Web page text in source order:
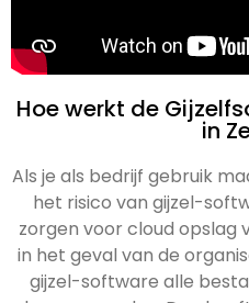
Hoe werkt de
in
Als je als bedrijf gebruik
het risico van gijzel-
zorgen voor cloud opslag
in het geval van de
gijzel-software alle